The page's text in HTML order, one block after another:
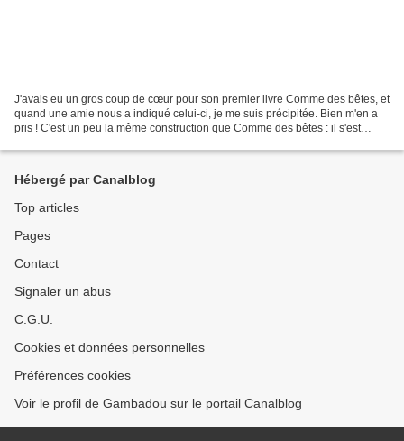
J'avais eu un gros coup de cœur pour son premier livre Comme des bêtes, et
quand une amie nous a indiqué celui-ci, je me suis précipitée. Bien m'en a
pris ! C'est un peu la même construction que Comme des bêtes : il s'est
Hébergé par Canalblog
Top articles
Pages
Contact
Signaler un abus
C.G.U.
Cookies et données personnelles
Préférences cookies
Voir le profil de Gambadou sur le portail Canalblog